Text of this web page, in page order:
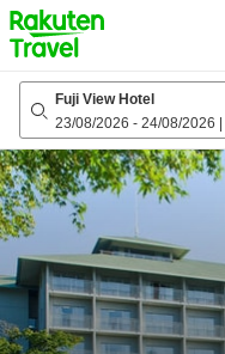
to
top
page
Fuji View Hotel
23/08/2026 - 24/08/2026